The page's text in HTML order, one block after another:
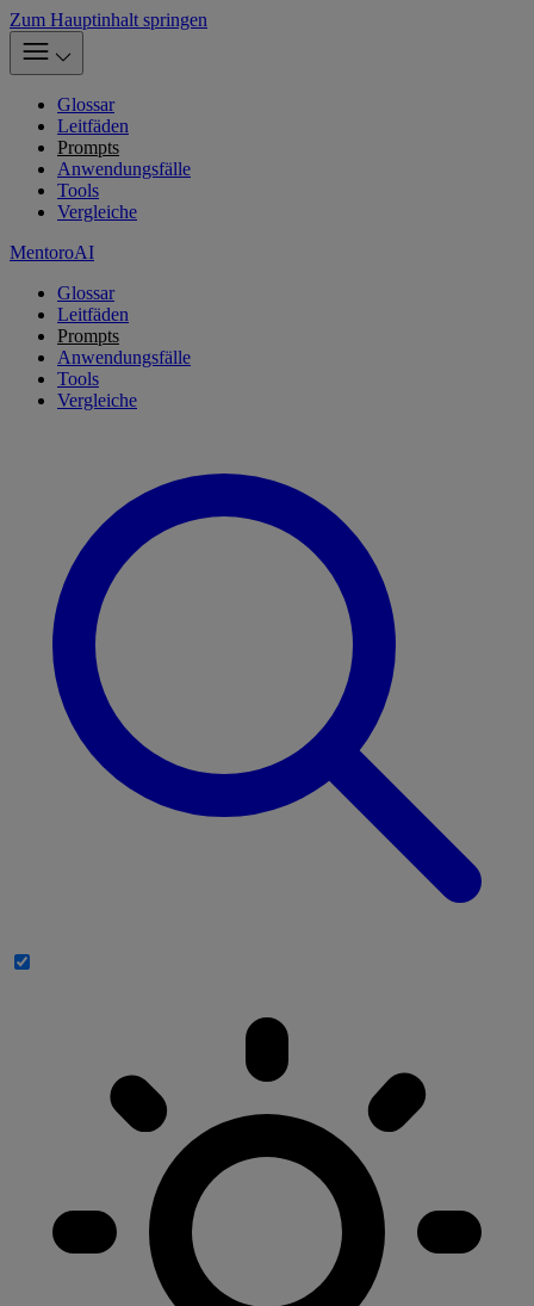
Zum Hauptinhalt springen
Glossar
Leitfäden
Prompts
Anwendungsfälle
Tools
Vergleiche
MentoroAI
Glossar
Leitfäden
Prompts
Anwendungsfälle
Tools
Vergleiche